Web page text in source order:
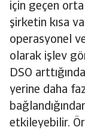
için geçen
şirketin kısa
operasyonel
olarak işlev
DSO
yerine daha
etkileyebilir.